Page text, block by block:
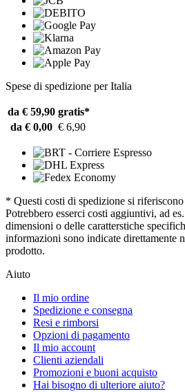
Spese di spedizione per Italia
da € 59,90 gratis*
da € 0,00 € 6,90
* Questi costi di spedizione si
Potrebbero esserci costi aggiuntivi, ad
dimensioni o delle caratterstiche
informazioni sono indicate direttamente
prodotto.
Aiuto
Il mio ordine
Spedizione e consegna
Resi e rimborsi
Opzioni di pagamento
Il mio account
Clienti aziendali
Promozioni e buoni acquisto
Hai bisogno di ulteriore aiuto?